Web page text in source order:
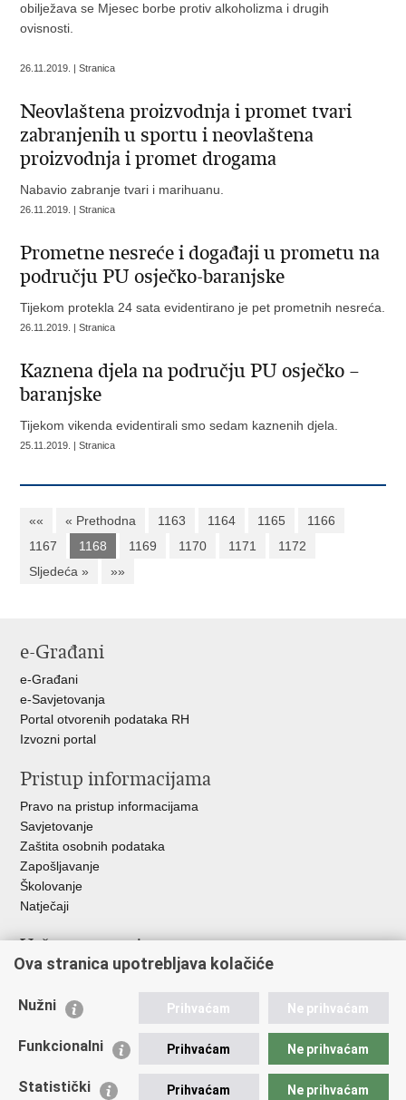
obilježava se Mjesec borbe protiv alkoholizma i drugih
ovisnosti.
26.11.2019. | Stranica
Neovlaštena proizvodnja i promet tvari
zabranjenih u sportu i neovlaštena
proizvodnja i promet drogama
Nabavio zabranje tvari i marihuanu.
26.11.2019. | Stranica
Prometne nesreće i događaji u prometu na
području PU osječko-baranjske
Tijekom protekla 24 sata evidentirano je pet prometnih nesreća.
26.11.2019. | Stranica
Kaznena djela na području PU osječko –
baranjske
Tijekom vikenda evidentirali smo sedam kaznenih djela.
25.11.2019. | Stranica
«« « Prethodna 1163 1164 1165
1166
1167
1168 1169 1170 1171
1172
Sljedeća »
»»
e-Građani
e-Građani
e-Savjetovanja
Portal otvorenih podataka RH
Izvozni portal
Pristup informacijama
Pravo na pristup informacijama
Savjetovanje
Zaštita osobnih podataka
Zapošljavanje
Školovanje
Natječaji
Važne poveznice
Ministarstvo unutarnjih poslova
Udruge
Policijska akademija
Zaklada policijske solidarnosti
Ova stranica upotrebljava kolačiće
Nužni Prihvaćam Ne prihvaćam
Funkcionalni Prihvaćam Ne prihvaćam
Statistički Prihvaćam Ne prihvaćam